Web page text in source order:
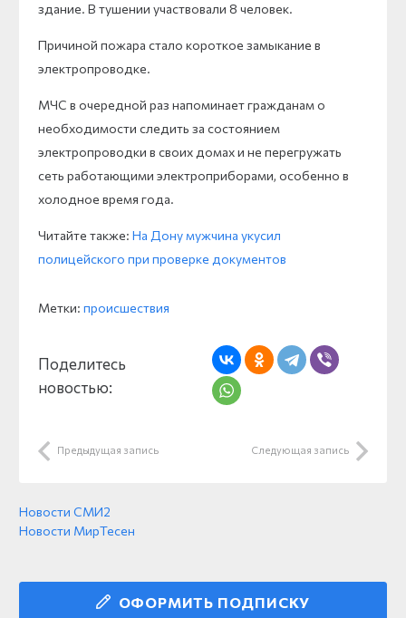
здание. В тушении участвовали 8 человек.
Причиной пожара стало короткое замыкание в
электропроводке.
МЧС в очередной раз напоминает гражданам о
необходимости следить за состоянием
электропроводки в своих домах и не перегружать
сеть работающими электроприборами, особенно в
холодное время года.
Читайте также: На Дону мужчина укусил
полицейского при проверке документов
Метки: происшествия
Поделитесь
новостью:
Предыдущая запись Следующая запись
Новости СМИ2
Новости МирТесен
ОФОРМИТЬ ПОДПИСКУ